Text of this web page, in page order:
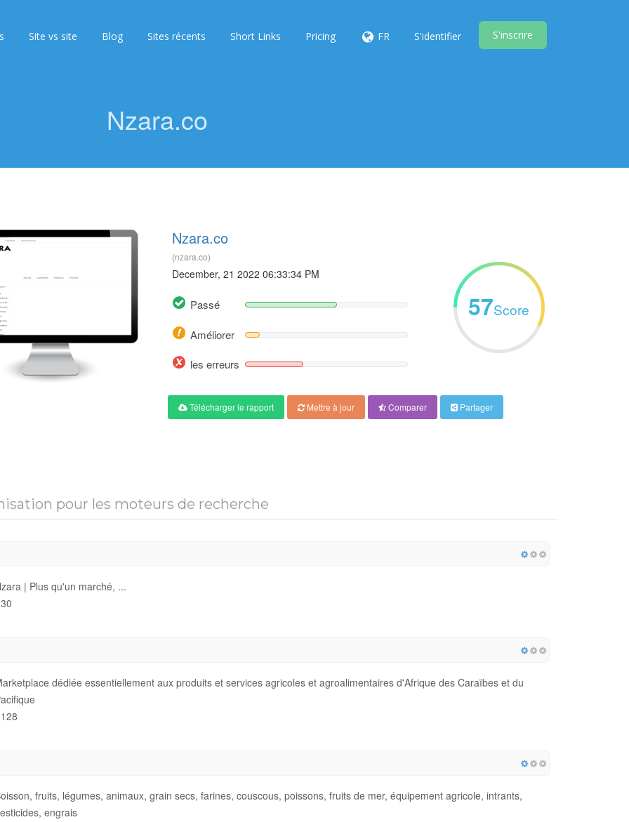
Site vs site Blog Sites récents Short Links Pricing FR S'identifier S'inscrire
Nzara.co
Nzara.co
(nzara.co)
December, 21 2022 06:33:34 PM
Passé
Améliorer
les erreurs
57Score
Télécharger le rapport Mettre à jour Comparer Partager
pour les moteurs de recherche
| Plus qu'un marché, ...
dédiée essentiellement aux produits et services agricoles et agroalimentaires d'Afrique des Caraïbes et du
fruits, légumes, animaux, grain secs, farines, couscous, poissons, fruits de mer, équipement agricole, intrants,
engrais